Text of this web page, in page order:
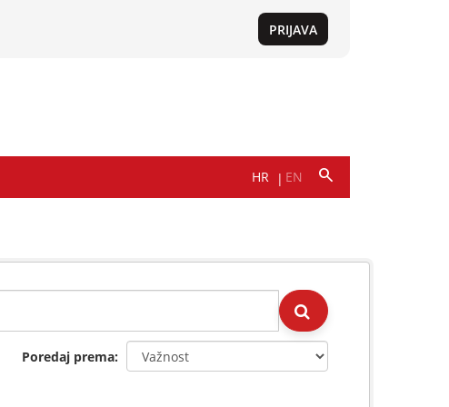
Poredaj prema